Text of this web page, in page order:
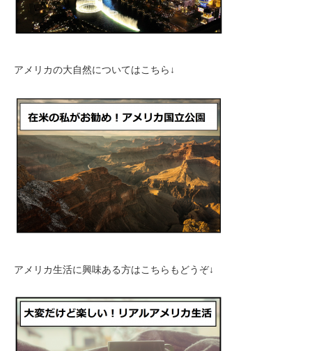
アメリカの大自然についてはこちら↓
アメリカ生活に興味ある方はこちらもどうぞ↓